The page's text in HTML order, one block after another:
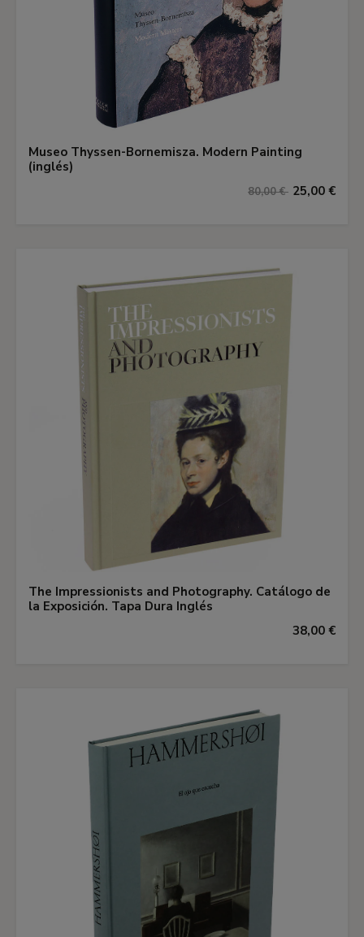
Museo Thyssen-Bornemisza. Modern Painting
(inglés)
80,00 € 25,00 €
The Impressionists and Photography. Catálogo de
la Exposición. Tapa Dura Inglés
38,00 €